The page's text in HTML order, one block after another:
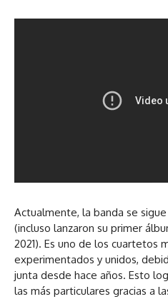
Actualmente, la banda se
(incluso lanzaron su primer
2021). Es uno de los cuartetos
experimentados y unidos,
junta desde hace años. Esto
las más particulares gracias a